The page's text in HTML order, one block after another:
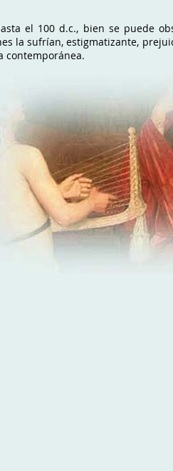
el 100 d.c., bien se puede
la sufrían, estigmatizante,
contemporánea.